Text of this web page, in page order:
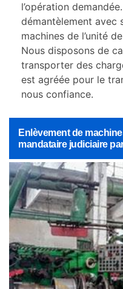
Enlèvement de
mandataire judiciaire
l’opération
démantèlement avec
machines de l’unité
Nous disposons de
transporter des
est agréée pour le
nous confiance.